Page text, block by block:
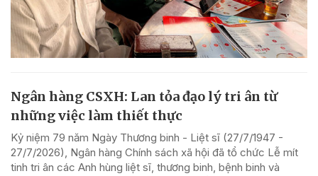
Ngân hàng CSXH: Lan tỏa đạo lý tri ân từ
những việc làm thiết thực
Kỷ niệm 79 năm Ngày Thương binh - Liệt sĩ (27/7/1947 -
27/7/2026), Ngân hàng Chính sách xã hội đã tổ chức Lễ mít
tinh tri ân các Anh hùng liệt sĩ, thương binh, bệnh binh và